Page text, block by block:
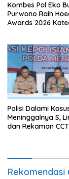
Kombes Pol Eko
Purwono Raih
Awards 2026
Polisi Dalami
Meninggalnya S,
dan Rekaman
Rekomendasi